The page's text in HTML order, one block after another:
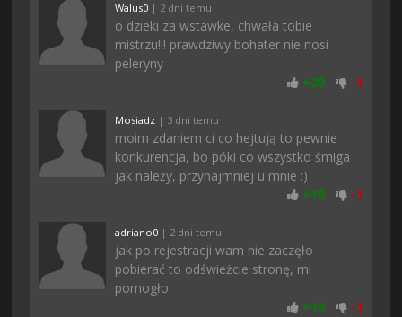
Walus0 | 2 dni temu
o dzieki za wstawke, chwała tobie
mistrzu!!! prawdziwy bohater nie nosi
peleryny
+20 -1
Mosiadz | 3 dni temu
moim zdaniem ci co hejtują to pewnie
konkurencja, bo póki co wszystko śmiga
jak należy, przynajmniej u mnie :)
+19 -1
adriano0 | 2 dni temu
jak po rejestracji wam nie zaczęło
pobierać to odświeżcie stronę, mi
pomogło
+19 -1